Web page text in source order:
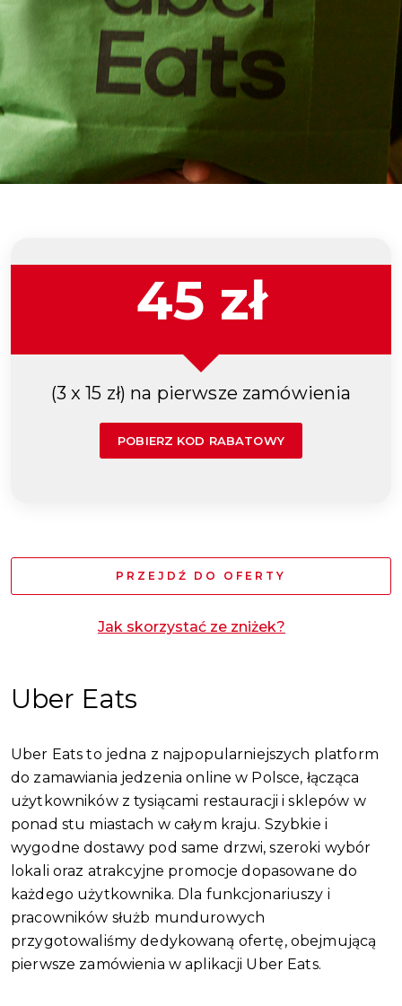
45 zł
(3 x 15 zł) na pierwsze zamówienia
POBIERZ KOD RABATOWY
PRZEJDŹ DO OFERTY
Jak skorzystać ze zniżek?
Uber Eats
Uber Eats to jedna z najpopularniejszych platform
do zamawiania jedzenia online w Polsce, łącząca
użytkowników z tysiącami restauracji i sklepów w
ponad stu miastach w całym kraju. Szybkie i
wygodne dostawy pod same drzwi, szeroki wybór
lokali oraz atrakcyjne promocje dopasowane do
każdego użytkownika. Dla funkcjonariuszy i
pracowników służb mundurowych
przygotowaliśmy dedykowaną ofertę, obejmującą
pierwsze zamówienia w aplikacji Uber Eats.